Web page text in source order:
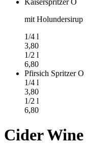
mit Holundersirup
1/4 l
3,80
1/2 l
6,80
Pfirsich SpritzerO
1/4 l
3,80
1/2 l
6,80
Cider Wine